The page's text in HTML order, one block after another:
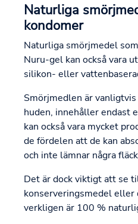
Naturliga
kondomer
Naturliga smörjmedel
Nuru-gel kan också vara
silikon- eller
Smörjmedlen är
huden, innehåller endast
kan också vara mycket
de fördelen att de kan
och inte lämnar några
Det är dock viktigt att se
konserveringsmedel eller
verkligen är 100 %